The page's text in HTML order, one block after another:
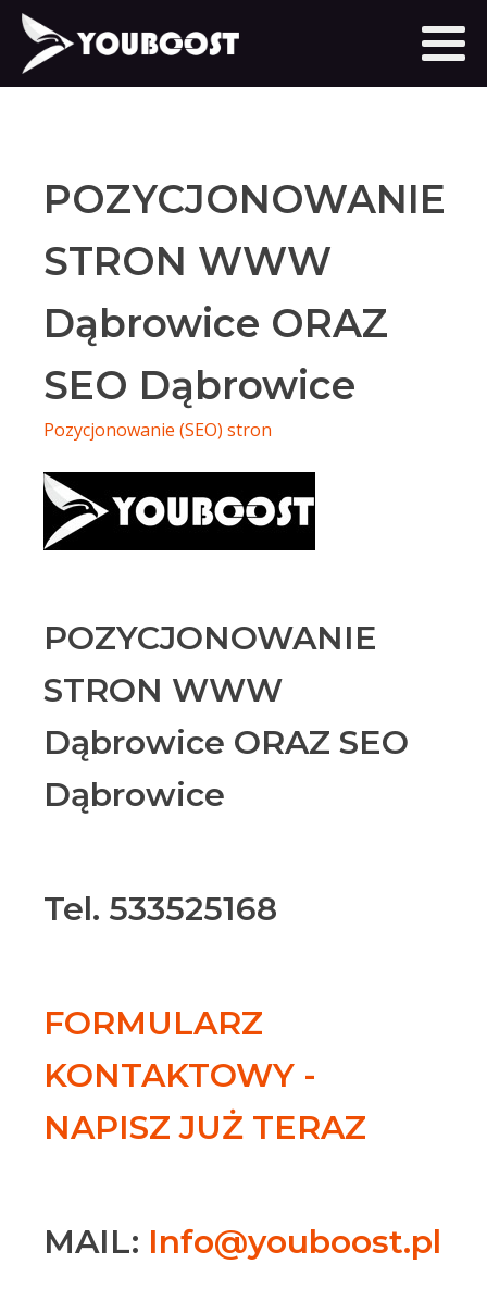
POZYCJONOWANIE
STRON WWW
Dąbrowice ORAZ
SEO Dąbrowice
Pozycjonowanie (SEO) stron
POZYCJONOWANIE
STRON WWW
Dąbrowice ORAZ SEO
Dąbrowice
Tel. 533525168
FORMULARZ
KONTAKTOWY -
NAPISZ JUŻ TERAZ
MAIL: Info@youboost.pl